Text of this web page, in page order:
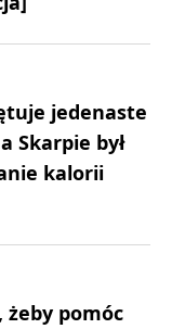
jedenaste
Skarpie był
kalorii
żeby pomóc